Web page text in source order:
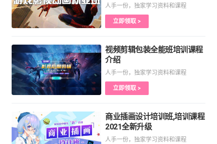
人手一份，独家学习资料和课程
立即领取 >
视频剪辑包装全能班培训课程
介绍
人手一份，独家学习资料和课程
立即领取 >
商业插画设计培训班,培训课程
2021全新升级
人手一份，独家学习资料和课程